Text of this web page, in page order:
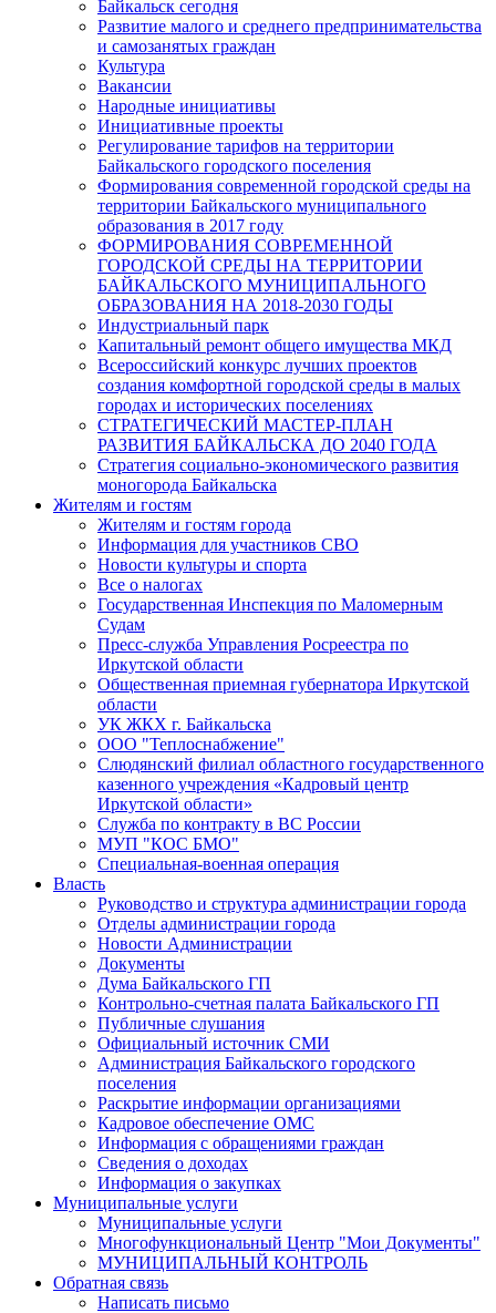
Байкальск сегодня
Развитие малого и среднего предпринимательства
и самозанятых граждан
Культура
Вакансии
Народные инициативы
Инициативные проекты
Регулирование тарифов на территории
Байкальского городского поселения
Формирования современной городской среды на
территории Байкальского муниципального
образования в 2017 году
ФОРМИРОВАНИЯ СОВРЕМЕННОЙ
ГОРОДСКОЙ СРЕДЫ НА ТЕРРИТОРИИ
БАЙКАЛЬСКОГО МУНИЦИПАЛЬНОГО
ОБРАЗОВАНИЯ НА 2018-2030 ГОДЫ
Индустриальный парк
Капитальный ремонт общего имущества МКД
Всероссийский конкурс лучших проектов
создания комфортной городской среды в малых
городах и исторических поселениях
СТРАТЕГИЧЕСКИЙ МАСТЕР-ПЛАН
РАЗВИТИЯ БАЙКАЛЬСКА ДО 2040 ГОДА
Стратегия социально-экономического развития
моногорода Байкальска
Жителям и гостям
Жителям и гостям города
Информация для участников СВО
Новости культуры и спорта
Все о налогах
Государственная Инспекция по Маломерным
Судам
Пресс-служба Управления Росреестра по
Иркутской области
Общественная приемная губернатора Иркутской
области
УК ЖКХ г. Байкальска
ООО "Теплоснабжение"
Слюдянский филиал областного государственного
казенного учреждения «Кадровый центр
Иркутской области»
Служба по контракту в ВС России
МУП "КОС БМО"
Специальная-военная операция
Власть
Руководство и структура администрации города
Отделы администрации города
Новости Администрации
Документы
Дума Байкальского ГП
Контрольно-счетная палата Байкальского ГП
Публичные слушания
Официальный источник СМИ
Администрация Байкальского городского
поселения
Раскрытие информации организациями
Кадровое обеспечение ОМС
Информация с обращениями граждан
Сведения о доходах
Информация о закупках
Муниципальные услуги
Муниципальные услуги
Многофункциональный Центр "Мои Документы"
МУНИЦИПАЛЬНЫЙ КОНТРОЛЬ
Обратная связь
Написать письмо